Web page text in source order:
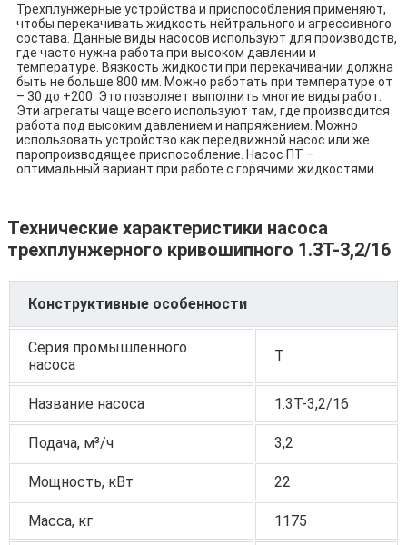
Трехплунжерные устройства и приспособления применяют,
чтобы перекачивать жидкость нейтрального и агрессивного
состава. Данные виды насосов используют для производств,
где часто нужна работа при высоком давлении и
температуре. Вязкость жидкости при перекачивании должна
быть не больше 800 мм. Можно работать при температуре от
– 30 до +200. Это позволяет выполнить многие виды работ.
Эти агрегаты чаще всего используют там, где производится
работа под высоким давлением и напряжением. Можно
использовать устройство как передвижной насос или же
паропроизводящее приспособление. Насос ПТ –
оптимальный вариант при работе с горячими жидкостями.
Технические характеристики насоса
трехплунжерного кривошипного 1.3T-3,2/16
Конструктивные особенности
Серия промышленного
насоса
Т
Название насоса 1.3T-3,2/16
Подача, м³/ч 3,2
Мощность, кВт 22
Масса, кг 1175